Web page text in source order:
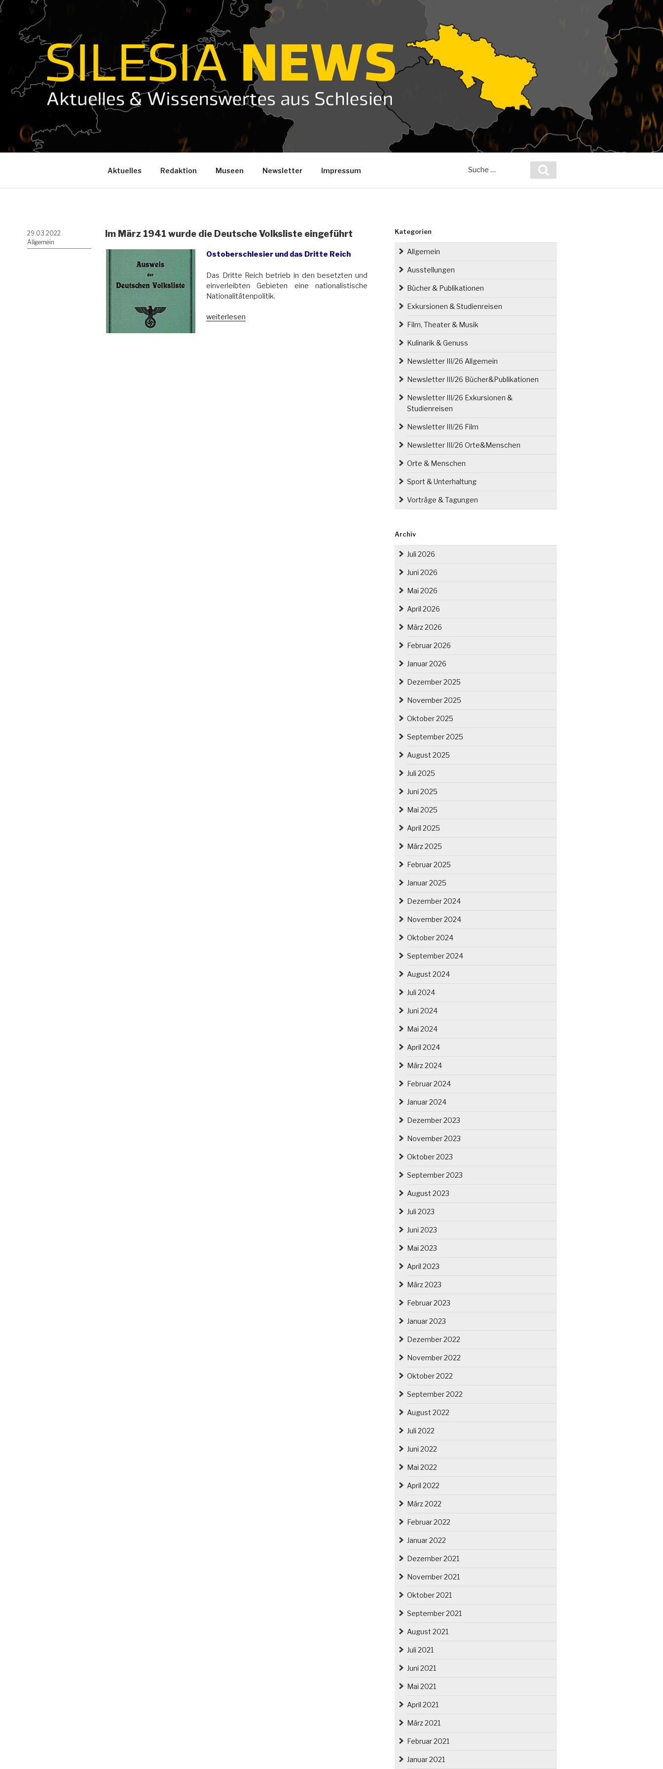
Zum
Inhalt
springen
Aktuelles Redaktion Museen Newsletter Impressum
nach:
Veröffentlicht
am
29.03.2022
Allgemein
Im März 1941 wurde die Deutsche Volksliste eingeführt
Ostoberschlesier und das Dritte Reich
Das Dritte Reich betrieb in den besetzten und
einverleibten Gebieten eine nationalistische
Nationalitätenpolitik.
„Im
weiterlesen
Kategorien
Allgemein
Ausstellungen
Bücher & Publikationen
Exkursionen & Studienreisen
Film, Theater & Musik
Kulinarik & Genuss
Newsletter III/26 Allgemein
Newsletter III/26 Bücher&Publikationen
Newsletter III/26 Exkursionen &
Studienreisen
Newsletter III/26 Film
Newsletter III/26 Orte&Menschen
Orte & Menschen
Sport & Unterhaltung
Vorträge & Tagungen
Archiv
Juli 2026
Juni 2026
Mai 2026
April 2026
März 2026
Februar 2026
Januar 2026
Dezember 2025
November 2025
Oktober 2025
September 2025
August 2025
Juli 2025
Juni 2025
Mai 2025
April 2025
März 2025
Februar 2025
Januar 2025
Dezember 2024
November 2024
Oktober 2024
September 2024
August 2024
Juli 2024
Juni 2024
Mai 2024
April 2024
März 2024
Februar 2024
Januar 2024
Dezember 2023
November 2023
Oktober 2023
September 2023
August 2023
Juli 2023
Juni 2023
Mai 2023
April 2023
März 2023
Februar 2023
Januar 2023
Dezember 2022
November 2022
Oktober 2022
September 2022
August 2022
Juli 2022
Juni 2022
Mai 2022
April 2022
März 2022
Februar 2022
Januar 2022
Dezember 2021
November 2021
Oktober 2021
September 2021
August 2021
Juli 2021
Juni 2021
Mai 2021
April 2021
März 2021
Februar 2021
Januar 2021